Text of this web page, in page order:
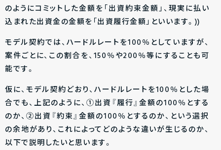
のようにコミットした金額を「出資約束金額」、現実に払い
込まれた出資金の金額を「出資履行金額」といいます。))
モデル契約では、ハードルレートを100％としていますが、
案件ごとに、この割合を、150％や200％等にすることも可
能です。
仮に、モデル契約どおり、ハードルレートを100％とした場
合でも、上記のように、①出資『履行』金額の100％とする
のか、②出資『約束』金額の100％とするのか、という選択
の余地があり、これによってどのような違いが生じるのか、
以下で説明したいと思います。